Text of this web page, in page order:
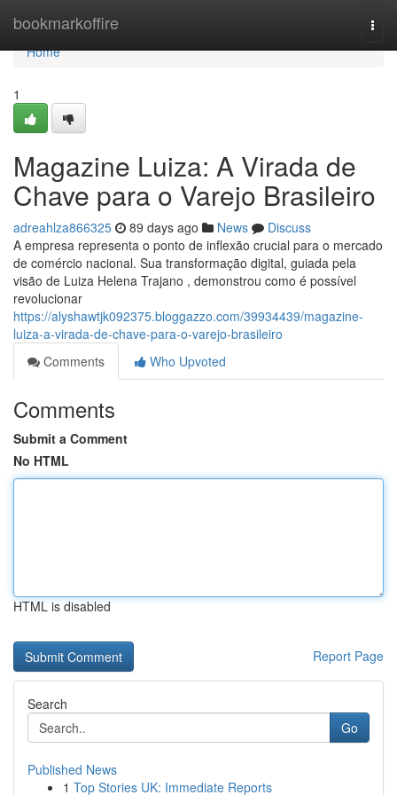
bookmarkoffire
Home
Home
1
Magazine Luiza: A Virada de
Chave para o Varejo Brasileiro
adreahlza866325 89 days ago News
Discuss
A empresa representa o ponto de inflexão crucial para o mercado
de comércio nacional. Sua transformação digital, guiada pela
visão de Luiza Helena Trajano , demonstrou como é possível
revolucionar
https://alyshawtjk092375.bloggazzo.com/39934439/magazine-
luiza-a-virada-de-chave-para-o-varejo-brasileiro
Comments
Who Upvoted
Comments
Submit a Comment
No HTML
HTML is disabled
Report Page
Search
Go
Published News
1 Top Stories UK: Immediate Reports